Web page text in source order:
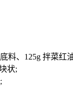
料、125g 拌菜红
状;